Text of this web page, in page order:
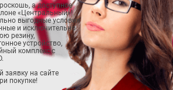
а доступное
«Центральный»!
выгодные условия
и исключительно
резину,
устройство,
комплекс с
на сайте
покупке!